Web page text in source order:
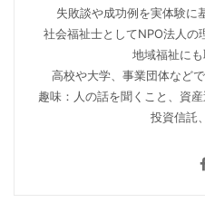
失敗談や成功例を実体験に
社会福祉士としてNPO法人の
地域福祉にも
高校や大学、事業団体など
趣味：人の話を聞くこと、資
投資信託